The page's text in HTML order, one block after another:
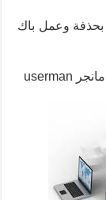
وعمل باك